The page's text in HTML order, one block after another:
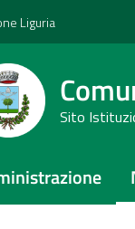
Liguria
Sito